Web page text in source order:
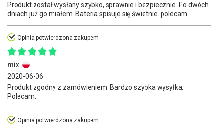
Produkt został wysłany szybko, sprawnie i bezpiecznie. Po dwóch
dniach już go miałem. Bateria spisuje się świetnie. polecam
Opinia potwierdzona zakupem
mix
2020-06-06
Produkt zgodny z zamówieniem. Bardzo szybka wysyłka.
Polecam.
Opinia potwierdzona zakupem